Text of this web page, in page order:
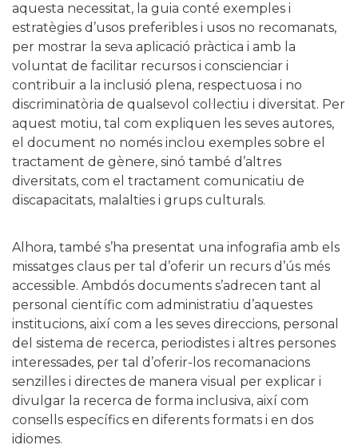
aquesta necessitat, la guia conté exemples i
estratègies d’usos preferibles i usos no recomanats,
per mostrar la seva aplicació pràctica i amb la
voluntat de facilitar recursos i conscienciar i
contribuir a la inclusió plena, respectuosa i no
discriminatòria de qualsevol col·lectiu i diversitat. Per
aquest motiu, tal com expliquen les seves autores,
el document no només inclou exemples sobre el
tractament de gènere, sinó també d’altres
diversitats, com el tractament comunicatiu de
discapacitats, malalties i grups culturals.
Alhora, també s’ha presentat una infografia amb els
missatges claus per tal d’oferir un recurs d’ús més
accessible. Ambdós documents s’adrecen tant al
personal científic com administratiu d’aquestes
institucions, així com a les seves direccions, personal
del sistema de recerca, periodistes i altres persones
interessades, per tal d’oferir-los recomanacions
senzilles i directes de manera visual per explicar i
divulgar la recerca de forma inclusiva, així com
consells específics en diferents formats i en dos
idiomes.